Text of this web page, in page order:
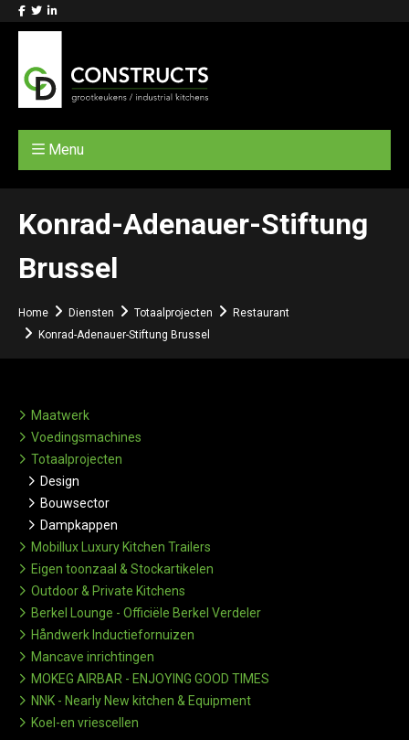
Menu
Konrad-Adenauer-Stiftung
Brussel
Home Diensten Totaalprojecten
Restaurant
Konrad-Adenauer-Stiftung Brussel
Maatwerk
Voedingsmachines
Totaalprojecten
Design
Bouwsector
Dampkappen
Mobillux Luxury Kitchen Trailers
Eigen toonzaal & Stockartikelen
Outdoor & Private Kitchens
Berkel Lounge - Officiële Berkel Verdeler
Håndwerk Inductiefornuizen
Mancave inrichtingen
MOKEG AIRBAR - ENJOYING GOOD TIMES
NNK - Nearly New kitchen & Equipment
Koel-en vriescellen